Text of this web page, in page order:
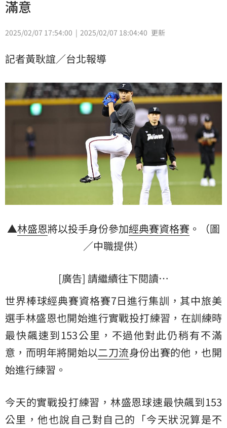
滿意
2025/02/07 17:54:00 2025/02/07 18:04:40 更新
記者黃耿誼／台北報導
▲林盛恩將以投手身份參加經典賽資格賽 。（圖
／中職提供）
[廣告] 請繼續往下閱讀…
世界棒球經典賽資格賽7日進行集訓，其中旅美
選手林盛恩也開始進行實戰投打練習，在訓練時
最快飆速到153公里，不過他對此仍稍有不滿
意，而明年將開始以二刀流身份出賽的他，也開
始進行練習。
今天的實戰投打練習，林盛恩球速最快飆到153
公里，他也說自己對自己的「今天狀況算是不